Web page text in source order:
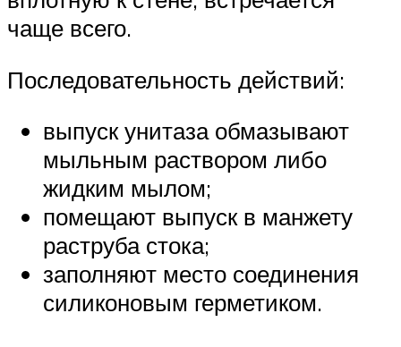
чаще всего.
Последовательность действий:
выпуск унитаза обмазывают
мыльным раствором либо
жидким мылом;
помещают выпуск в манжету
раструба стока;
заполняют место соединения
силиконовым герметиком.